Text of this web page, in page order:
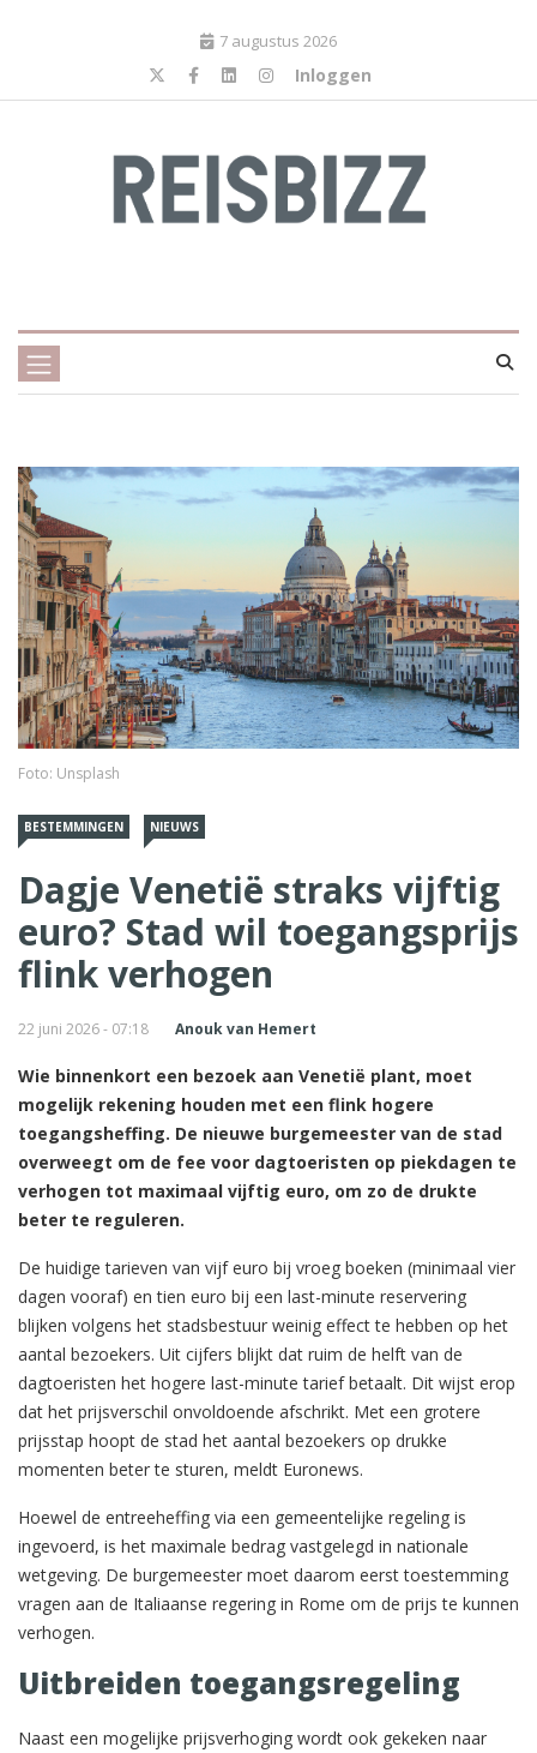
7 augustus 2026
Inloggen
Foto: Unsplash
BESTEMMINGEN NIEUWS
Dagje Venetië straks vijftig
euro? Stad wil toegangsprijs
flink verhogen
22 juni 2026 - 07:18 Anouk van Hemert
Wie binnenkort een bezoek aan Venetië plant, moet
mogelijk rekening houden met een flink hogere
toegangsheffing. De nieuwe burgemeester van de stad
overweegt om de fee voor dagtoeristen op piekdagen te
verhogen tot maximaal vijftig euro, om zo de drukte
beter te reguleren.
De huidige tarieven van vijf euro bij vroeg boeken (minimaal vier
dagen vooraf) en tien euro bij een last-minute reservering
blijken volgens het stadsbestuur weinig effect te hebben op het
aantal bezoekers. Uit cijfers blijkt dat ruim de helft van de
dagtoeristen het hogere last-minute tarief betaalt. Dit wijst erop
dat het prijsverschil onvoldoende afschrikt. Met een grotere
prijsstap hoopt de stad het aantal bezoekers op drukke
momenten beter te sturen, meldt Euronews.
Hoewel de entreeheffing via een gemeentelijke regeling is
ingevoerd, is het maximale bedrag vastgelegd in nationale
wetgeving. De burgemeester moet daarom eerst toestemming
vragen aan de Italiaanse regering in Rome om de prijs te kunnen
verhogen.
Uitbreiden toegangsregeling
Naast een mogelijke prijsverhoging wordt ook gekeken naar